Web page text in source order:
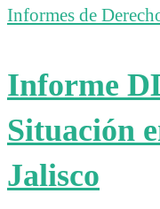
Informes de
Informe
Situación
Jalisco